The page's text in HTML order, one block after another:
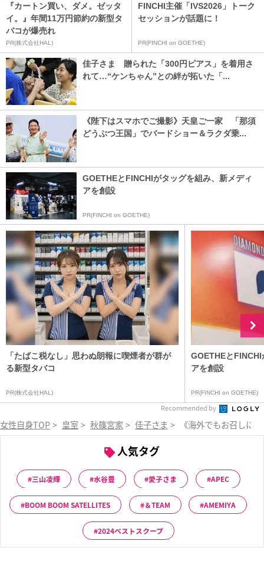
『カートン買い、ダメ。ゼッタ
イ。』年間11万円節約の新型タ
バコが爆売れ
PR(株式会社HAL)
FINCHI主催「IVS2026」トーク
セッションが話題に！
PR(FINCHI on GOETHE)
佳子さま 贈られた「300円ピアス」を着用さ
れて…“ケンちゃん”との絆が拓いた「...
《陛下はスマホでご撮影》天皇ご一家 「那須
どうぶつ王国」でバードショー＆ラクダ乗...
GOETHEとFINCHIがタッグを組み、新メディ
アを創設
PR(FINCHI on GOETHE)
「たばこ税なし」思わぬ朗報に喫煙者が群が
る新型タバコ
PR(株式会社HAL)
GOETHEと
アを創設
PR(FINCHI on GOETHE)
Recommended by
女性自身TOP > 皇室 > 秋篠宮家 > 佳子さま > 《海外でもお召しに
人気タグ
三山凌輝 水谷豊 愛子さま APEC
BOOM BOOM SATELLITES ＆TEAM AMEMIYA
2024ベストスクープ